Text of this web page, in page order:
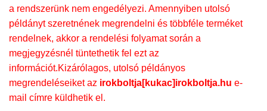
a rendszerünk nem engedélyezi. Amennyiben utolsó
példányt szeretnének megrendelni és többféle terméket
rendelnek, akkor a rendelési folyamat során a
megjegyzésnél tüntethetik fel ezt az
információt.Kizárólagos, utolsó példányos
megrendeléseiket az irokboltja[kukac]irokboltja.hu e-
mail címre küldhetik el.